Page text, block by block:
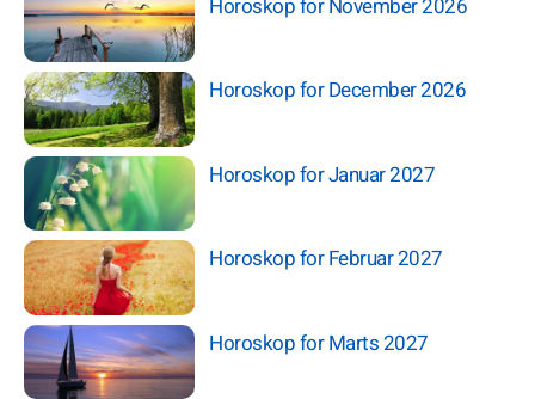
Horoskop for November 2026
Horoskop for December 2026
Horoskop for Januar 2027
Horoskop for Februar 2027
Horoskop for Marts 2027